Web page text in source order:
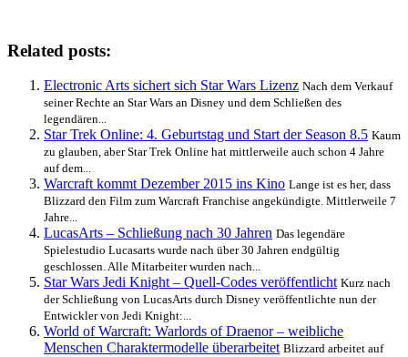
Related posts:
Electronic Arts sichert sich Star Wars Lizenz Nach dem Verkauf
seiner Rechte an Star Wars an Disney und dem Schließen des
legendären...
Star Trek Online: 4. Geburtstag und Start der Season 8.5 Kaum
zu glauben, aber Star Trek Online hat mittlerweile auch schon 4 Jahre
auf dem...
Warcraft kommt Dezember 2015 ins Kino Lange ist es her, dass
Blizzard den Film zum Warcraft Franchise angekündigte. Mittlerweile 7
Jahre...
LucasArts – Schließung nach 30 Jahren Das legendäre
Spielestudio Lucasarts wurde nach über 30 Jahren endgültig
geschlossen. Alle Mitarbeiter wurden nach...
Star Wars Jedi Knight – Quell-Codes veröffentlicht Kurz nach
der Schließung von LucasArts durch Disney veröffentlichte nun der
Entwickler von Jedi Knight:...
World of Warcraft: Warlords of Draenor – weibliche
Menschen Charaktermodelle überarbeitet Blizzard arbeitet auf